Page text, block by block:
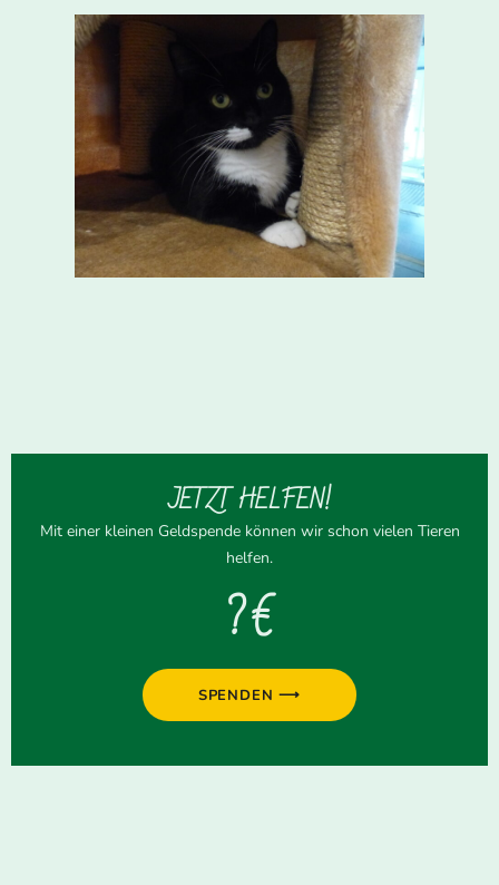
JETZT HELFEN!
Mit einer kleinen Geldspende können wir schon vielen Tieren
helfen.
? €
SPENDEN ⟶